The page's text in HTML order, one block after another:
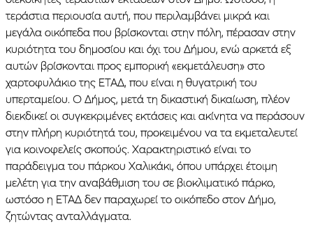
τεράστια περιουσία αυτή, που περιλαμβάνει μικρά και
μεγάλα οικόπεδα που βρίσκονται στην πόλη, πέρασαν στην
κυριότητα του δημοσίου και όχι του Δήμου, ενώ αρκετά εξ
αυτών βρίσκονται προς εμπορική «εκμετάλευση» στο
χαρτοφυλάκιο της ΕΤΑΔ, που είναι η θυγατρική του
υπερταμείου. Ο Δήμος, μετά τη δικαστική δικαίωση, πλέον
διεκδικεί οι συγκεκριμένες εκτάσεις και ακίνητα να περάσουν
στην πλήρη κυριότητά του, προκειμένου να τα εκμεταλευτεί
για κοινοφελείς σκοπούς. Χαρακτηριστικό είναι το
παράδειγμα του πάρκου Χαλικάκι, όπου υπάρχει έτοιμη
μελέτη για την αναβάθμιση του σε βιοκλιματικό πάρκο,
ωστόσο η ΕΤΑΔ δεν παραχωρεί το οικόπεδο στον Δήμο,
ζητώντας ανταλλάγματα.